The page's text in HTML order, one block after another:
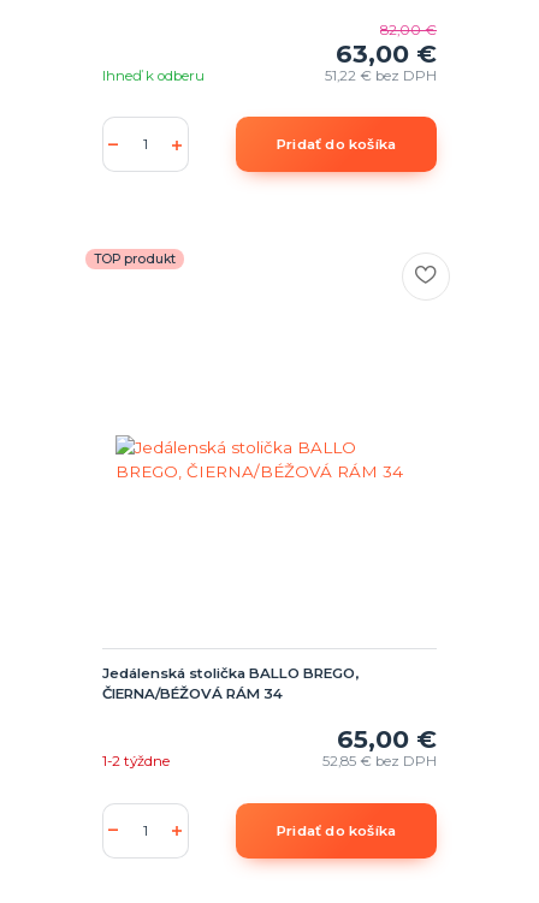
82,00 €
63,00 €
51,22 € bez DPH
Ihneď k odberu
Pridať do košíka
TOP produkt
Jedálenská stolička BALLO BREGO,
ČIERNA/BÉŽOVÁ RÁM 34
65,00 €
52,85 € bez DPH
1-2 týždne
Pridať do košíka